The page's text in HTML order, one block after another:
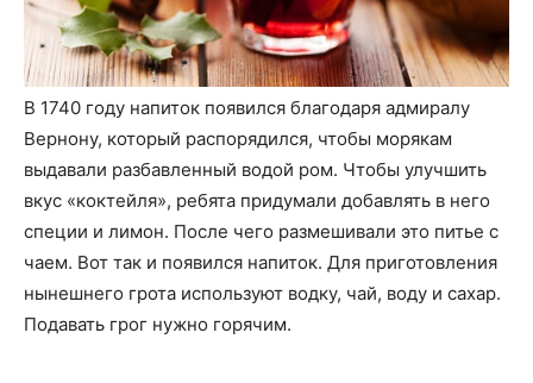
В 1740 году напиток появился благодаря адмиралу
Вернону, который распорядился, чтобы морякам
выдавали разбавленный водой ром. Чтобы улучшить
вкус «коктейля», ребята придумали добавлять в него
специи и лимон. После чего размешивали это питье с
чаем. Вот так и появился напиток. Для приготовления
нынешнего грота используют водку, чай, воду и сахар.
Подавать грог нужно горячим.